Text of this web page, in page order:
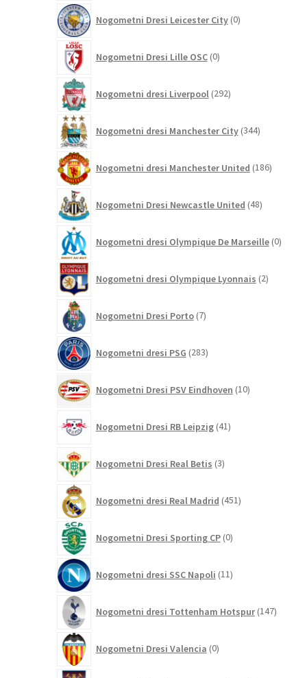
Nogometni Dresi Leicester City 0izdelkov
Nogometni Dresi Lille OSC 0izdelkov
Nogometni dresi Liverpool 292izdelkov
Nogometni dresi Manchester City 344izdelkov
Nogometni dresi Manchester United 186izdelkov
Nogometni Dresi Newcastle United 48izdelkov
Nogometni dresi Olympique De Marseille 0
Nogometni dresi Olympique Lyonnais 2izdelka
Nogometni Dresi Porto 7izdelkov
Nogometni dresi PSG 283izdelkov
Nogometni Dresi PSV Eindhoven 10izdelkov
Nogometni Dresi RB Leipzig 41izdelkov
Nogometni Dresi Real Betis 3izdelki
Nogometni dresi Real Madrid 451izdelkov
Nogometni Dresi Sporting CP 0izdelkov
Nogometni dresi SSC Napoli 11izdelkov
Nogometni dresi Tottenham Hotspur 147
Nogometni Dresi Valencia 0izdelkov